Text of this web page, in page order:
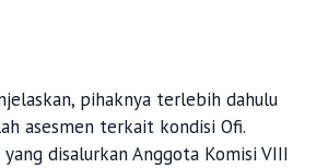
pihaknya terlebih dahulu
asesmen terkait kondisi Ofi.
disalurkan Anggota Komisi VIII